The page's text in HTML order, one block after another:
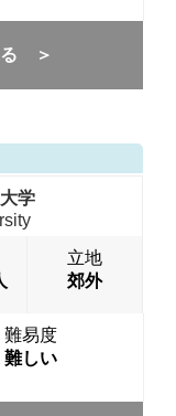
る ＞
学
立地
郊外
難易度
難しい